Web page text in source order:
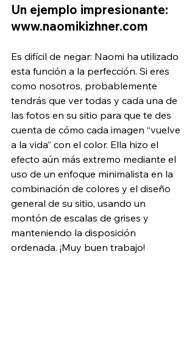
Un ejemplo impresionante:
www.naomikizhner.com
Es difícil de negar: Naomi ha utilizado
esta función a la perfección. Si eres
como nosotros, probablemente
tendrás que ver todas y cada una de
las fotos en su sitio para que te des
cuenta de cómo cada imagen “vuelve
a la vida” con el color. Ella hizo el
efecto aún más extremo mediante el
uso de un enfoque minimalista en la
combinación de colores y el diseño
general de su sitio, usando un
montón de escalas de grises y
manteniendo la disposición
ordenada. ¡Muy buen trabajo!